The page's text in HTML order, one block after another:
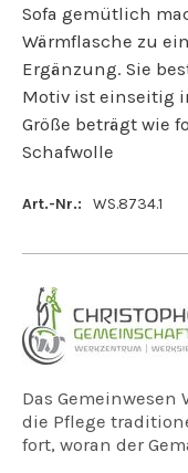
Sofa gemütlich
Wärmflasche zu
Ergänzung. Sie
Motiv ist einseitig
Größe beträgt wie
Schafwolle
Art.-Nr.: WS.8734.1
Das
die Pflege
fort, woran der